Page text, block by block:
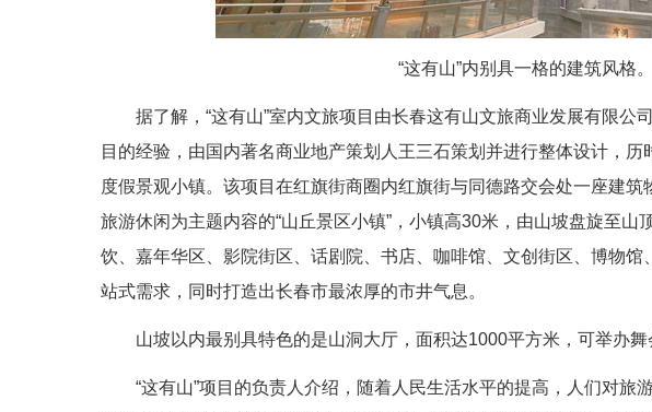
“这有山”内别具一格的建筑风格
据了解，“这有山”室内文旅项目由长春这有山文旅商业发展有限公
目的经验，由国内著名商业地产策划人王三石策划并进行整体设计，
度假景观小镇。该项目在红旗街商圈内红旗街与同德路交会处一座建
旅游休闲为主题内容的“山丘景区小镇”，小镇高30米，由山坡盘旋至
饮、嘉年华区、影院街区、话剧院、书店、咖啡馆、文创街区、博物
站式需求，同时打造出长春市最浓厚的市井气息。
山坡以内最别具特色的是山洞大厅，面积达1000平方米，可举办舞
“这有山”项目的负责人介绍，随着人民生活水平的提高，人们对